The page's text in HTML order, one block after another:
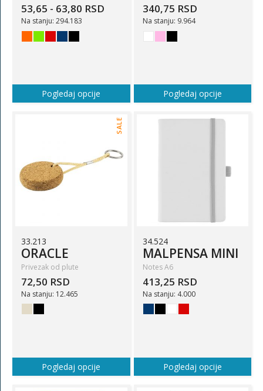
53,65 - 63,80 RSD
Na stanju: 294.183
Pogledaj opcije
340,75 RSD
Na stanju: 9.964
Pogledaj opcije
SALE
33.213
ORACLE
Privezak od plute
72,50 RSD
Na stanju: 12.465
Pogledaj opcije
34.524
MALPENSA MINI
Notes A6
413,25 RSD
Na stanju: 4.000
Pogledaj opcije